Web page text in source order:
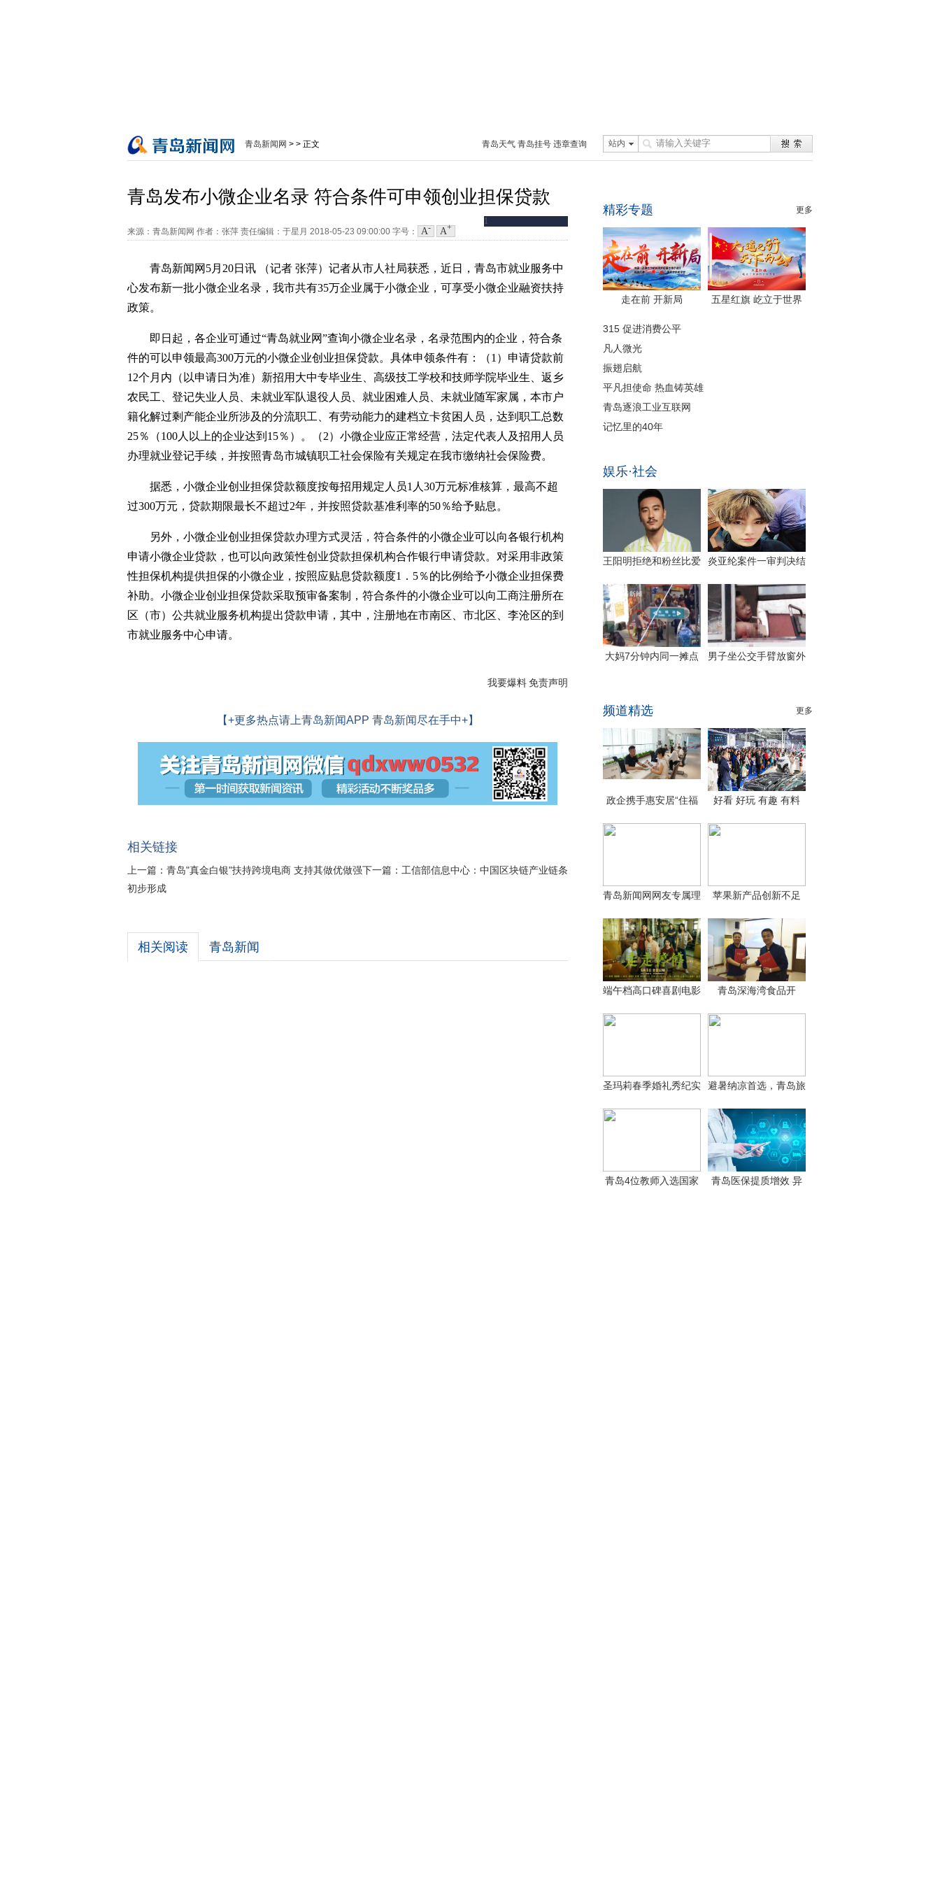
站内
青岛天气 青岛挂号 违章查询
青岛新闻网 > > 正文
青岛发布小微企业名录 符合条件可申领创业担保贷款
来源：青岛新闻网 作者：张萍 责任编辑：于星月 2018-05-23 09:00:00 字号： A- A+
青岛新闻网5月20日讯 （记者 张萍）记者从市人社局获悉，近日，青岛市就业服务中
心发布新一批小微企业名录，我市共有35万企业属于小微企业，可享受小微企业融资扶持
政策。
即日起，各企业可通过“青岛就业网”查询小微企业名录，名录范围内的企业，符合条
件的可以申领最高300万元的小微企业创业担保贷款。具体申领条件有：（1）申请贷款前
12个月内（以申请日为准）新招用大中专毕业生、高级技工学校和技师学院毕业生、返乡
农民工、登记失业人员、未就业军队退役人员、就业困难人员、未就业随军家属，本市户
籍化解过剩产能企业所涉及的分流职工、有劳动能力的建档立卡贫困人员，达到职工总数
25％（100人以上的企业达到15％）。（2）小微企业应正常经营，法定代表人及招用人员
办理就业登记手续，并按照青岛市城镇职工社会保险有关规定在我市缴纳社会保险费。
据悉，小微企业创业担保贷款额度按每招用规定人员1人30万元标准核算，最高不超
过300万元，贷款期限最长不超过2年，并按照贷款基准利率的50％给予贴息。
另外，小微企业创业担保贷款办理方式灵活，符合条件的小微企业可以向各银行机构
申请小微企业贷款，也可以向政策性创业贷款担保机构合作银行申请贷款。对采用非政策
性担保机构提供担保的小微企业，按照应贴息贷款额度1．5％的比例给予小微企业担保费
补助。小微企业创业担保贷款采取预审备案制，符合条件的小微企业可以向工商注册所在
区（市）公共就业服务机构提出贷款申请，其中，注册地在市南区、市北区、李沧区的到
市就业服务中心申请。
我要爆料免责声明
【+更多热点请上青岛新闻APP 青岛新闻尽在手中+】
相关链接
上一篇： 青岛"真金白银"扶持跨境电商 支持其做优做强下一篇： 工信部信息中心：中国区块链产业链条
初步形成
相关阅读 青岛新闻